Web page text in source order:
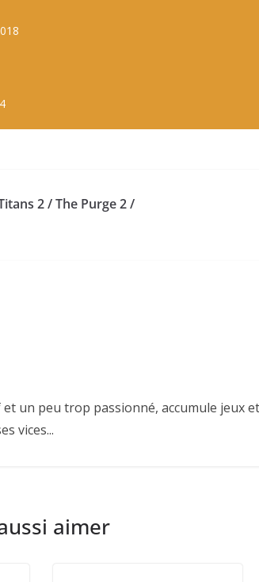
2 / The Purge 2 /
un peu trop passionné, accumule jeux
vices...
aimer